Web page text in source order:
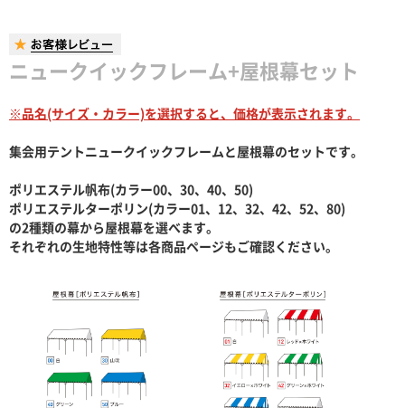
ニュークイックフレーム+屋根幕セット
※品名(サイズ・カラー)を選択すると、価格が表示されます。
集会用テントニュークイックフレームと屋根幕のセットです。
ポリエステル帆布(カラー00、30、40、50)
ポリエステルターポリン(カラー01、12、32、42、52、80)
の2種類の幕から屋根幕を選べます。
それぞれの生地特性等は各商品ページもご確認ください。